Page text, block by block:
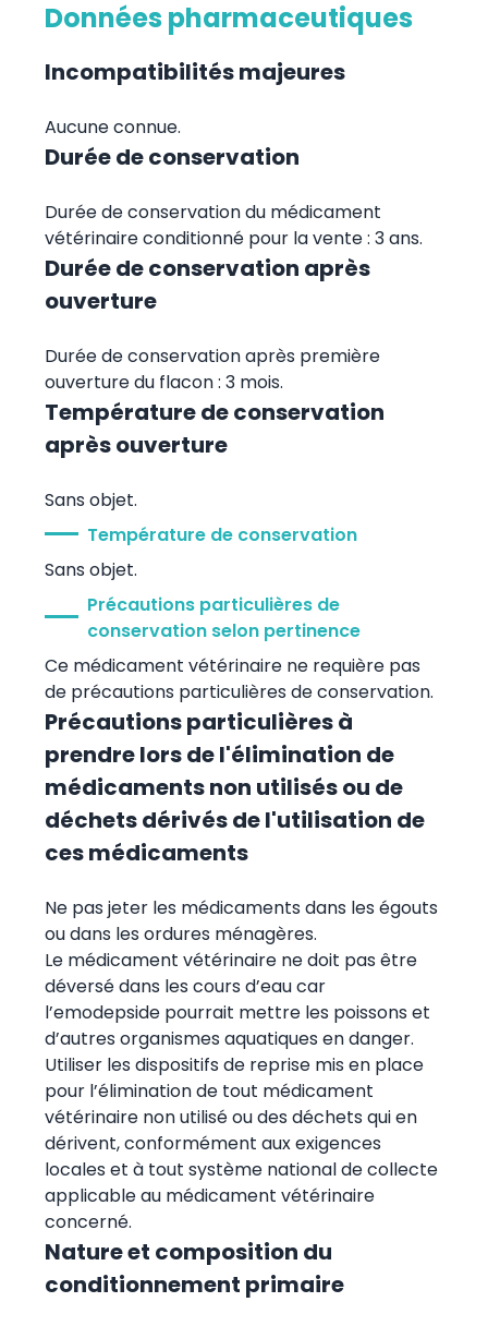
Données pharmaceutiques
Incompatibilités majeures
Aucune connue.
Durée de conservation
Durée de conservation du médicament
vétérinaire conditionné pour la vente : 3 ans.
Durée de conservation après
ouverture
Durée de conservation après première
ouverture du flacon : 3 mois.
Température de conservation
après ouverture
Sans objet.
Température de conservation
Sans objet.
Précautions particulières de
conservation selon pertinence
Ce médicament vétérinaire ne requière pas
de précautions particulières de conservation.
Précautions particulières à
prendre lors de l'élimination de
médicaments non utilisés ou de
déchets dérivés de l'utilisation de
ces médicaments
Ne pas jeter les médicaments dans les égouts
ou dans les ordures ménagères.
Le médicament vétérinaire ne doit pas être
déversé dans les cours d’eau car
l’emodepside pourrait mettre les poissons et
d’autres organismes aquatiques en danger.
Utiliser les dispositifs de reprise mis en place
pour l’élimination de tout médicament
vétérinaire non utilisé ou des déchets qui en
dérivent, conformément aux exigences
locales et à tout système national de collecte
applicable au médicament vétérinaire
concerné.
Nature et composition du
conditionnement primaire